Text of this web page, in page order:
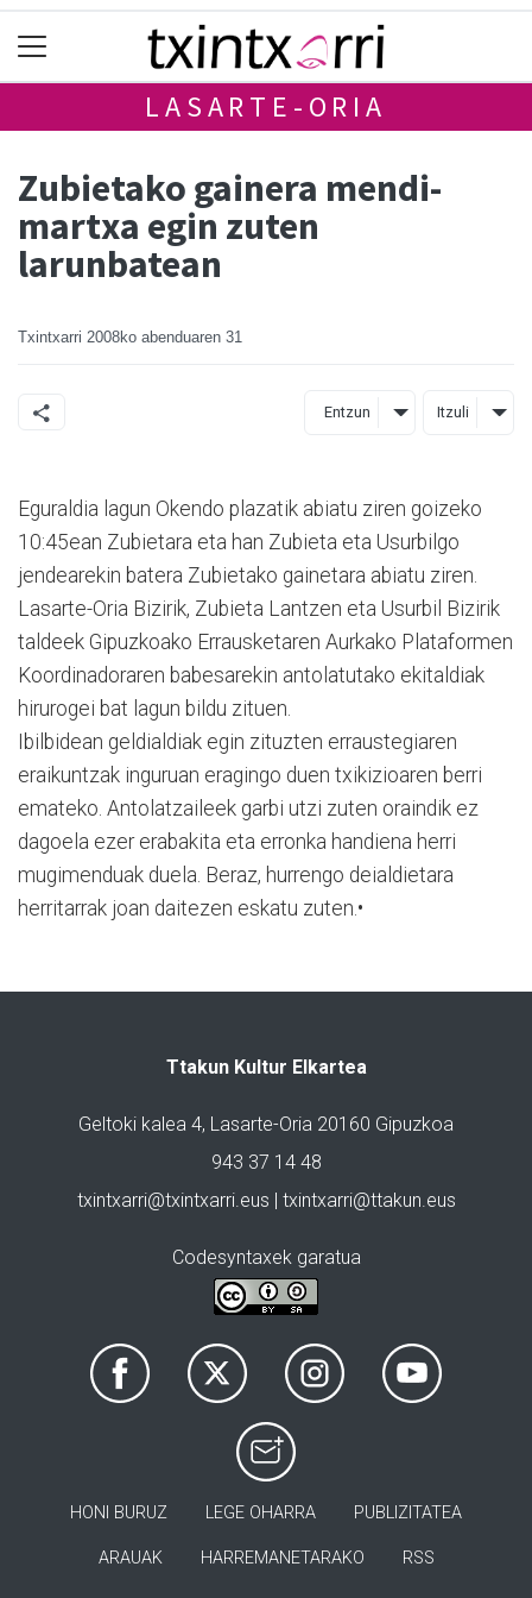
LASARTE-ORIA
Zubietako gainera mendi-
martxa egin zuten
larunbatean
Txintxarri 2008ko abenduaren 31
Entzun Itzuli
Eguraldia lagun Okendo plazatik abiatu ziren goizeko
10:45ean Zubietara eta han Zubieta eta Usurbilgo
jendearekin batera Zubietako gainetara abiatu ziren.
Lasarte-Oria Bizirik, Zubieta Lantzen eta Usurbil Bizirik
taldeek Gipuzkoako Errausketaren Aurkako Plataformen
Koordinadoraren babesarekin antolatutako ekitaldiak
hirurogei bat lagun bildu zituen.
Ibilbidean geldialdiak egin zituzten erraustegiaren
eraikuntzak inguruan eragingo duen txikizioaren berri
emateko. Antolatzaileek garbi utzi zuten oraindik ez
dagoela ezer erabakita eta erronka handiena herri
mugimenduak duela. Beraz, hurrengo deialdietara
herritarrak joan daitezen eskatu zuten.•
Ttakun Kultur Elkartea
Geltoki kalea 4, Lasarte-Oria 20160 Gipuzkoa
943 37 14 48
txintxarri@txintxarri.eus | txintxarri@ttakun.eus
Codesyntaxek garatua
HONI BURUZ LEGE OHARRA PUBLIZITATEA
ARAUAK HARREMANETARAKO RSS